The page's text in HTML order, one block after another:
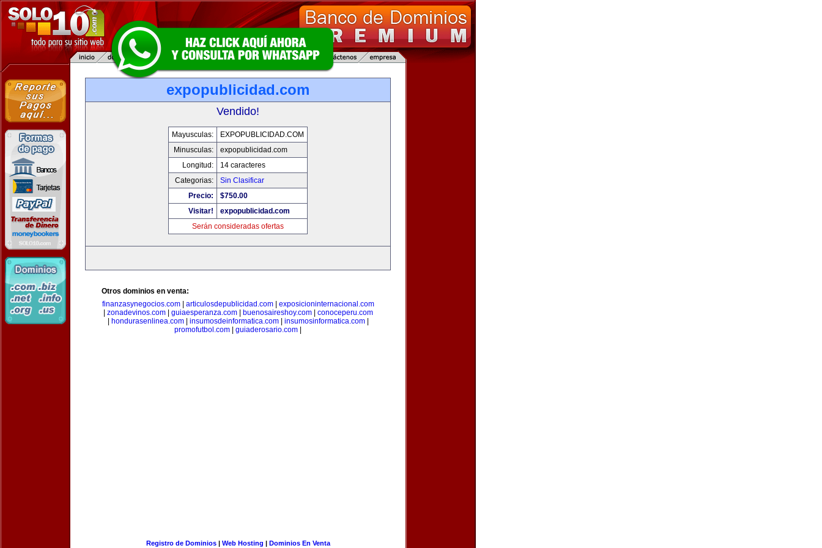
expopublicidad.com
Vendido!
Mayusculas:
EXPOPUBLICIDAD.COM
Minusculas:
expopublicidad.com
Longitud:
14 caracteres
Categorias:
Sin Clasificar
Precio:
$750.00
Visitar!
expopublicidad.com
Serán consideradas ofertas
Otros dominios en venta:
finanzasynegocios.com| articulosdepublicidad.com| exposicioninternacional.com
zonadevinos.com| guiaesperanza.com| buenosaireshoy.com| conoceperu.com
hondurasenlinea.com| insumosdeinformatica.com| insumosinformatica.com|
promofutbol.com
guiaderosario.com
Registro de Dominios| Web Hosting | Dominios En Venta